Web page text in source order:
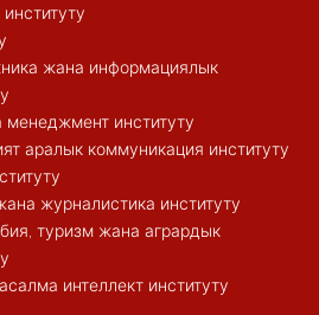
жана информациялык
институту
аралык коммуникация институту
журналистика институту
туризм жана агрардык
интеллект институту